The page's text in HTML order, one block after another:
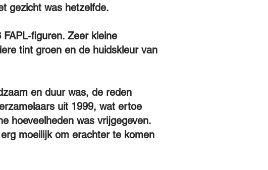
gezicht was hetzelfde.
figuren. Zeer kleine
tint groen en de huidskleur van
en duur was, de reden
uit 1999, wat ertoe
hoeveelheden was vrijgegeven.
moeilijk om erachter te komen